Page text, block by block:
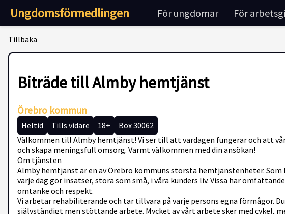
Ungdomsförmedlingen För ungdomar För
Tillbaka
Biträde till Almby hemtjänst
Örebro kommun
Heltid Tills vidare 18+
Box 30062
Välkommen till Almby hemtjänst! Vi ser till att vardagen fungerar och att
och skapa meningsfull omsorg. Varmt välkommen med din ansökan!
Om tjänsten
Almby hemtjänst är en av Örebro kommuns största hemtjänstenheter.
varje dag gör insatser, stora som små, i våra kunders liv. Vissa har
omtanke och respekt.
Vi arbetar rehabiliterande och tar tillvara på varje persons egna förmågor.
självständigt men stöttande arbete. Mycket av vårt arbete sker med cykel,